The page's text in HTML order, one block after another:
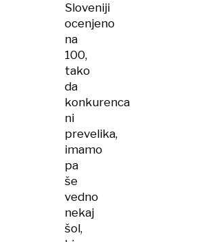
Sloveniji
ocenjeno
na
100,
tako
da
konkurenca
ni
prevelika,
imamo
pa
še
vedno
nekaj
šol,